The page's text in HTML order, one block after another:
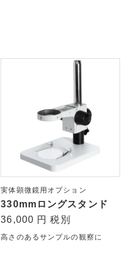
実体顕微鏡用オプション
330mmロングスタンド
36,000 円 税別
高さのあるサンプルの観察に